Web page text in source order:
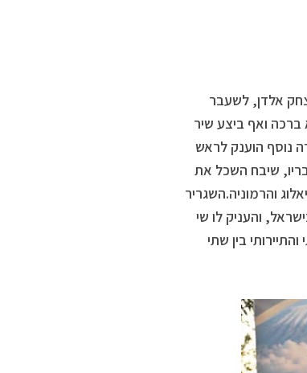
אלדן, לשעבר
ברכה ואף ביצע שיר
נוסף הוענק לראש
שיבח השכל את
והרמוניה.השגריר
והעניק לו שי
בין שתי